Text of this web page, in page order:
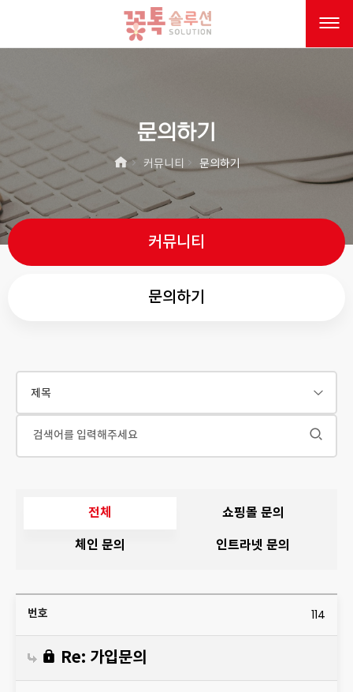
문의하기
커뮤니티 문의하기
커뮤니티
문의하기
전체 쇼핑몰 문의
체인 문의 인트라넷 문의
호
제
목
글
회짜
114
Re: 가입문의